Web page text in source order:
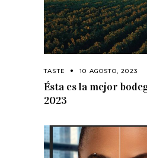
TASTE 10 AGOSTO, 2023
Ésta es la mejor
2023